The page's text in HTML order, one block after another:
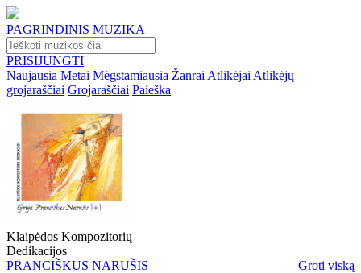
PAGRINDINIS MUZIKA
PRISIJUNGTI
Naujausia Metai Mėgstamiausia Žanrai Atlikėjai Atlikėjų
grojaraščiai Grojaraščiai Paieška
Klaipėdos Kompozitorių
Dedikacijos
PRANCIŠKUS NARUŠIS
Groti viską